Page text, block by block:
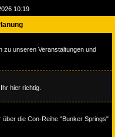
10:19
zu unseren Veranstaltungen und
hier richtig.
die Con-Reihe "Bunker Springs"